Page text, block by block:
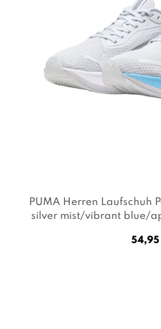
PUMA Herren Laufschuh
silver mist/vibrant blue/